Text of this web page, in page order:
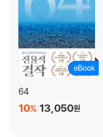
64
13,050원
10%